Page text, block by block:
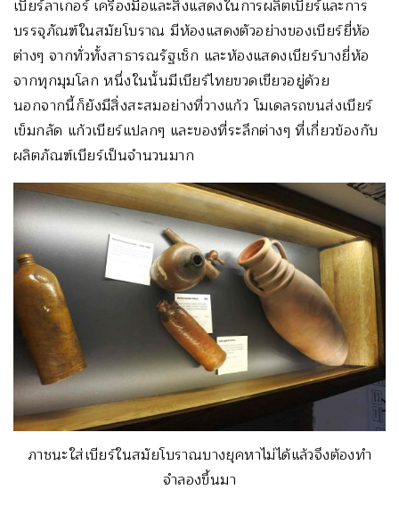
เบียร์ลาเกอร์ เครื่องมือและสิ่งแสดงในการผลิตเบียร์และการ
บรรจุภัณฑ์ในสมัยโบราณ มีห้องแสดงตัวอย่างของเบียร์ยี่ห้อ
ต่างๆ จากทั่วทั้งสาธารณรัฐเช็ก และห้องแสดงเบียร์บางยี่ห้อ
จากทุกมุมโลก หนึ่งในนั้นมีเบียร์ไทยขวดเขียวอยู่ด้วย
นอกจากนี้ก็ยังมีสิ่งสะสมอย่างที่วางแก้ว โมเดลรถขนส่งเบียร์
เข็มกลัด แก้วเบียร์แปลกๆ และของที่ระลึกต่างๆ ที่เกี่ยวข้องกับ
ผลิตภัณฑ์เบียร์เป็นจำนวนมาก
ภาชนะใส่เบียร์ในสมัยโบราณบางยุคหาไม่ได้แล้วจึงต้องทำ
จำลองขึ้นมา